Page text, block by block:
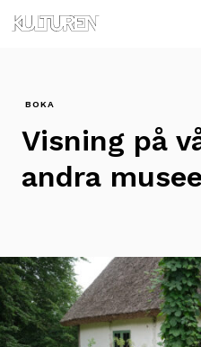
navigationen
innehållet
efter:
BOKA
Visning på
andra